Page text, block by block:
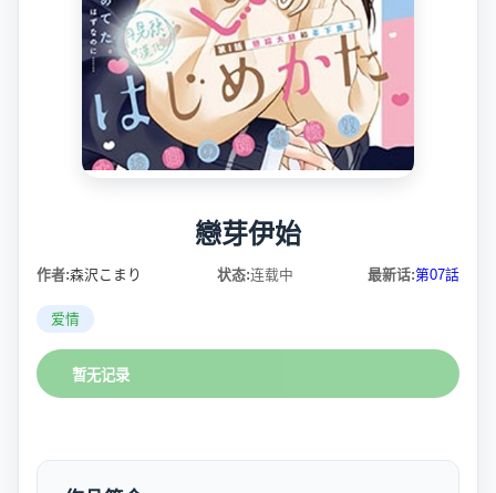
戀芽伊始
作者:森沢こまり 状态:连载中 最新话:第07話
爱情
暂无记录